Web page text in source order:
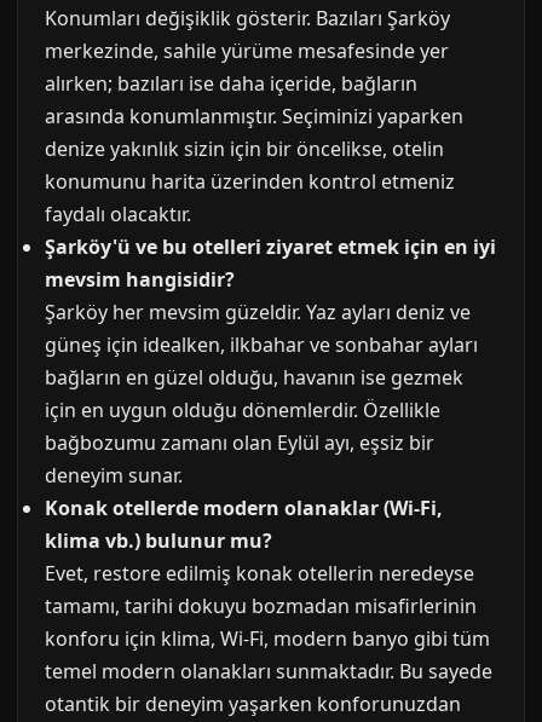
Konumları değişiklik gösterir. Bazıları Şarköy
merkezinde, sahile yürüme mesafesinde yer
alırken; bazıları ise daha içeride, bağların
arasında konumlanmıştır. Seçiminizi yaparken
denize yakınlık sizin için bir öncelikse, otelin
konumunu harita üzerinden kontrol etmeniz
faydalı olacaktır.
Şarköy'ü ve bu otelleri ziyaret etmek için en iyi
mevsim hangisidir?
Şarköy her mevsim güzeldir. Yaz ayları deniz ve
güneş için idealken, ilkbahar ve sonbahar ayları
bağların en güzel olduğu, havanın ise gezmek
için en uygun olduğu dönemlerdir. Özellikle
bağbozumu zamanı olan Eylül ayı, eşsiz bir
deneyim sunar.
Konak otellerde modern olanaklar (Wi-Fi,
klima vb.) bulunur mu?
Evet, restore edilmiş konak otellerin neredeyse
tamamı, tarihi dokuyu bozmadan misafirlerinin
konforu için klima, Wi-Fi, modern banyo gibi tüm
temel modern olanakları sunmaktadır. Bu sayede
otantik bir deneyim yaşarken konforunuzdan